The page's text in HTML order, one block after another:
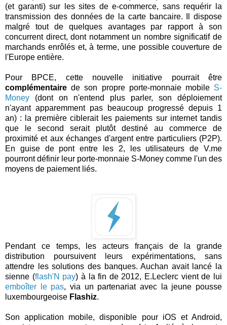
(et garanti) sur les sites de e-commerce, sans requérir la
transmission des données de la carte bancaire. Il dispose
malgré tout de quelques avantages par rapport à son
concurrent direct, dont notamment un nombre significatif de
marchands enrôlés et, à terme, une possible couverture de
l'Europe entière.
Pour BPCE, cette nouvelle initiative pourrait être
complémentaire de son propre porte-monnaie mobile S-
Money (dont on n'entend plus parler, son déploiement
n'ayant apparemment pas beaucoup progressé depuis 1
an) : la première ciblerait les paiements sur internet tandis
que le second serait plutôt destiné au commerce de
proximité et aux échanges d'argent entre particuliers (P2P).
En guise de pont entre les 2, les utilisateurs de V.me
pourront définir leur porte-monnaie S-Money comme l'un des
moyens de paiement liés.
Pendant ce temps, les acteurs français de la grande
distribution poursuivent leurs expérimentations, sans
attendre les solutions des banques. Auchan avait lancé la
sienne (flash'N pay) à la fin de 2012, E.Leclerc vient de lui
emboîter le pas, via un partenariat avec la jeune pousse
luxembourgeoise Flashiz.
Son application mobile, disponible pour iOS et Android,